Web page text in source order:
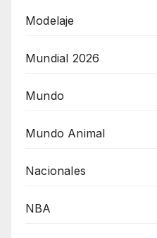
Modelaje
Mundial 2026
Mundo
Mundo Animal
Nacionales
NBA